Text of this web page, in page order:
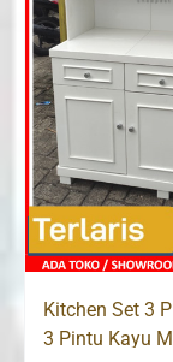
Kitchen Set 3
3 Pintu Kayu